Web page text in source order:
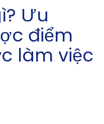
Ưu
điểm
làm việc